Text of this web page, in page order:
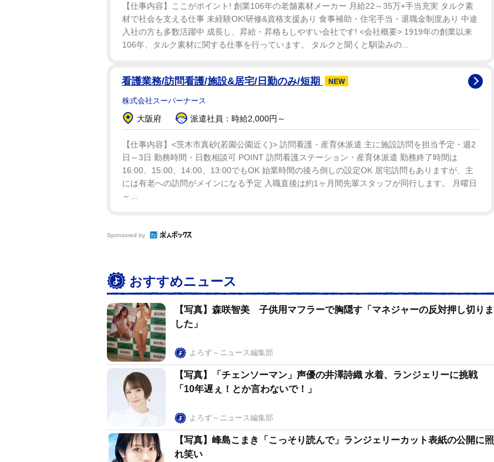
【仕事内容】ここがポイント! 創業106年の老舗素材メーカー 月給22～35万+手当充実 タルク素
材で社会を支える仕事 未経験OK!研修&資格支援あり 食事補助・住宅手当・退職金制度あり 中途
入社の方も多数活躍中 成長し、昇給・昇格もしやすい会社です! <会社概要> 1919年の創業以来
106年、タルク素材に関する仕事を行っています。 タルクと聞くと馴染みの...
看護業務/訪問看護/施設&居宅/日勤のみ/短期 NEW
株式会社スーパーナース
大阪府 派遣社員：時給2,000円～
【仕事内容】<茨木市真砂(若園公園近く)> 訪問看護・産育休派遣 主に施設訪問を担当予定・週2
日～3日 勤務時間・日数相談可 POINT 訪問看護ステーション・産育休派遣 勤務終了時間は
16:00、15:00、14:00、13:00でもOK 始業時間の後ろ倒しの設定OK 居宅訪問もありますが、主
には有老への訪問がメインになる予定 入職直後は約1ヶ月間先輩スタッフが同行します。 月曜日
～...
Sponsored by
おすすめニュース
【写真】森咲智美 子供用マフラーで胸隠す「マネジャーの反対押し切りま
した」
よろず～ニュース編集部
【写真】「チェンソーマン」声優の井澤詩織 水着、ランジェリーに挑戦
「10年遅ぇ！とか言わないで！」
よろず～ニュース編集部
【写真】峰島こまき「こっそり読んで」ランジェリーカット表紙の公開に照
れ笑い